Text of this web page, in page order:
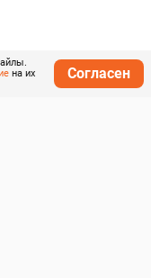
на их
Согласен